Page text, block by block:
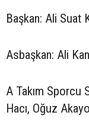
Başkan: Ali Suat
Asbaşkan: Ali
A Takım Sporcu
Hacı, Oğuz